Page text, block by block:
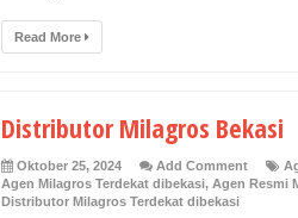
Read More
Distributor Milagros Bekasi
Oktober 25, 2024 Add Comment
Agen Milagros Terdekat dibekasi, Agen Resmi
Distributor Milagros Terdekat dibekasi